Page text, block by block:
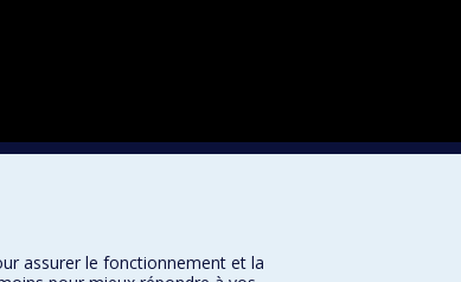
Accessibilité
assurer le fonctionnement et la